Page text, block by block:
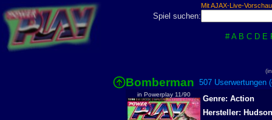
Mit AJAX-Live-
Spiel suchen:
# A B C D E
Bomberman 507 Userwertungen (
in Powerplay 11/90
Genre: Action
Hersteller: Hudson